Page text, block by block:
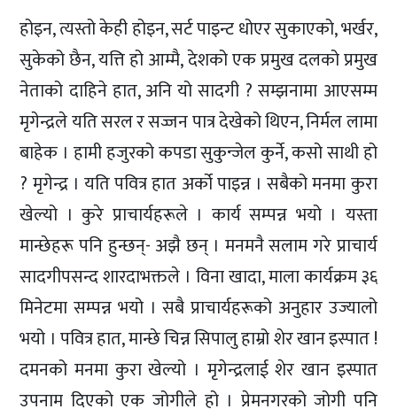
होइन, त्यस्तो केही होइन, सर्ट पाइन्ट धोएर सुकाएको, भर्खर,
सुकेको छैन, यत्ति हो आम्मै, देशको एक प्रमुख दलको प्रमुख
नेताको दाहिने हात, अनि यो सादगी ? सम्झनामा आएसम्म
मृगेन्द्रले यति सरल र सज्जन पात्र देखेको थिएन, निर्मल लामा
बाहेक । हामी हजुरको कपडा सुकुन्जेल कुर्ने, कसो साथी हो
? मृगेन्द्र । यति पवित्र हात अर्को पाइन्न । सबैको मनमा कुरा
खेल्यो । कुरे प्राचार्यहरूले । कार्य सम्पन्न भयो । यस्ता
मान्छेहरू पनि हुन्छन्- अझै छन् । मनमनै सलाम गरे प्राचार्य
सादगीपसन्द शारदाभक्तले । विना खादा, माला कार्यक्रम ३६
मिनेटमा सम्पन्न भयो । सबै प्राचार्यहरूको अनुहार उज्यालो
भयो । पवित्र हात, मान्छे चिन्न सिपालु हाम्रो शेर खान इस्पात !
दमनको मनमा कुरा खेल्यो । मृगेन्द्रलाई शेर खान इस्पात
उपनाम दिएको एक जोगीले हो । प्रेमनगरको जोगी पनि